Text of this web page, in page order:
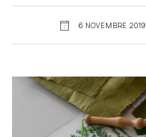
6 NOVEMBRE 2019